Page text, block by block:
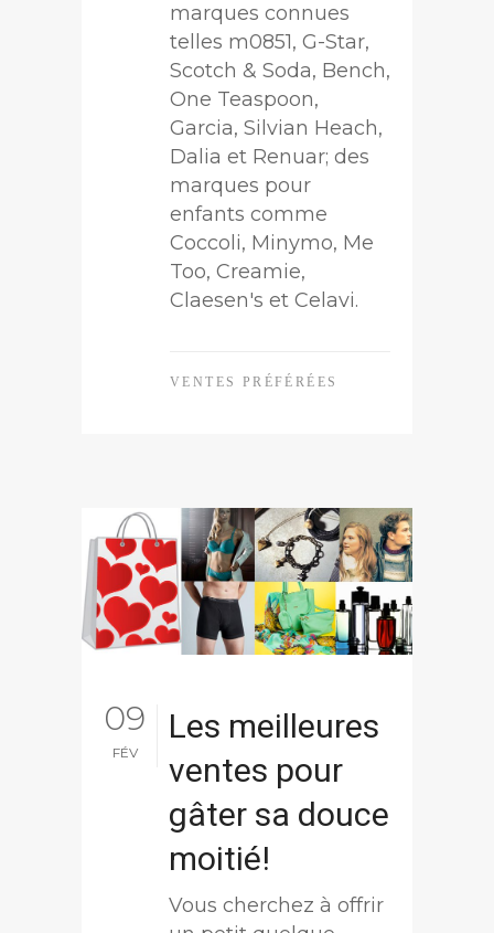
marques connues
telles m0851, G-Star,
Scotch & Soda, Bench,
One Teaspoon,
Garcia, Silvian Heach,
Dalia et Renuar; des
marques pour
enfants comme
Coccoli, Minymo, Me
Too, Creamie,
Claesen's et Celavi.
VENTES PRÉFÉRÉES
09
FÉV
Les meilleures
ventes pour
gâter sa douce
moitié!
Vous cherchez à offrir